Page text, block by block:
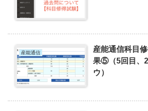
産能通信
産能通信科目
果⑤（5回目、
ウ）